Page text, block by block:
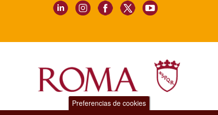
Preferencias de cookies